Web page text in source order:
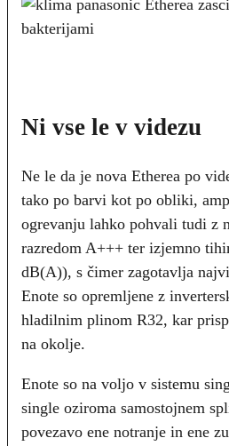
Ni vse le v videzu
Ne le da je nova Etherea po
tako po barvi kot po obliki,
ogrevanju lahko pohvali tudi z
razredom A+++ ter izjemno
dB(A)), s čimer zagotavlja
Enote so opremljene z
hladilnim plinom R32, kar
na okolje.
Enote so na voljo v sistemu
single oziroma samostojnem
povezavo ene notranje in ene